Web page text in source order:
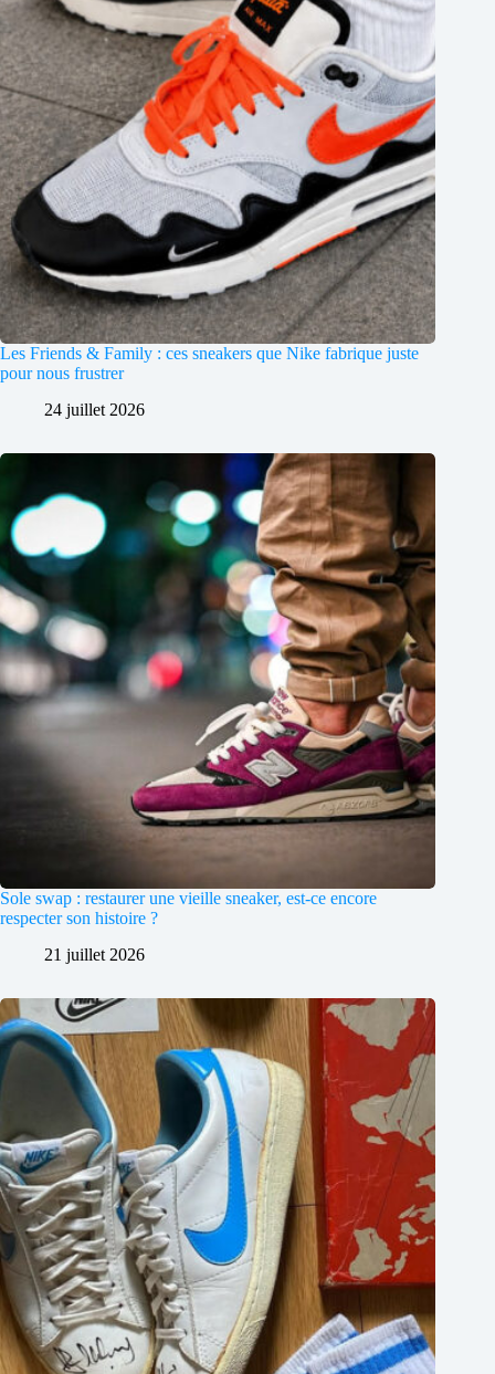
Les Friends & Family : ces sneakers que Nike fabrique juste
pour nous frustrer
24 juillet 2026
Sole swap : restaurer une vieille sneaker, est-ce encore
respecter son histoire ?
21 juillet 2026